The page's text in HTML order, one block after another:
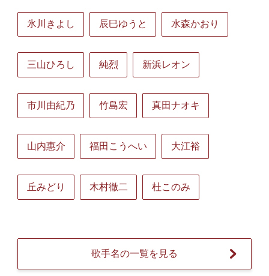
氷川きよし 辰巳ゆうと 水森かおり
三山ひろし 純烈 新浜レオン
市川由紀乃 竹島宏 真田ナオキ
山内惠介 福田こうへい 大江裕
丘みどり 木村徹二 杜このみ
歌手名の一覧を見る